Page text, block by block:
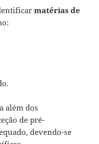
matérias de
além dos
de pré-
devendo-se